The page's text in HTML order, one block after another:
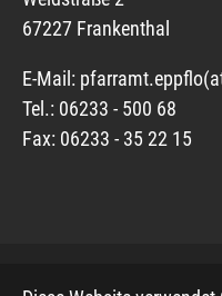
67227 Frankenthal
E-Mail:
Tel.: 06233 - 500 68
Fax: 06233 - 35 22 15